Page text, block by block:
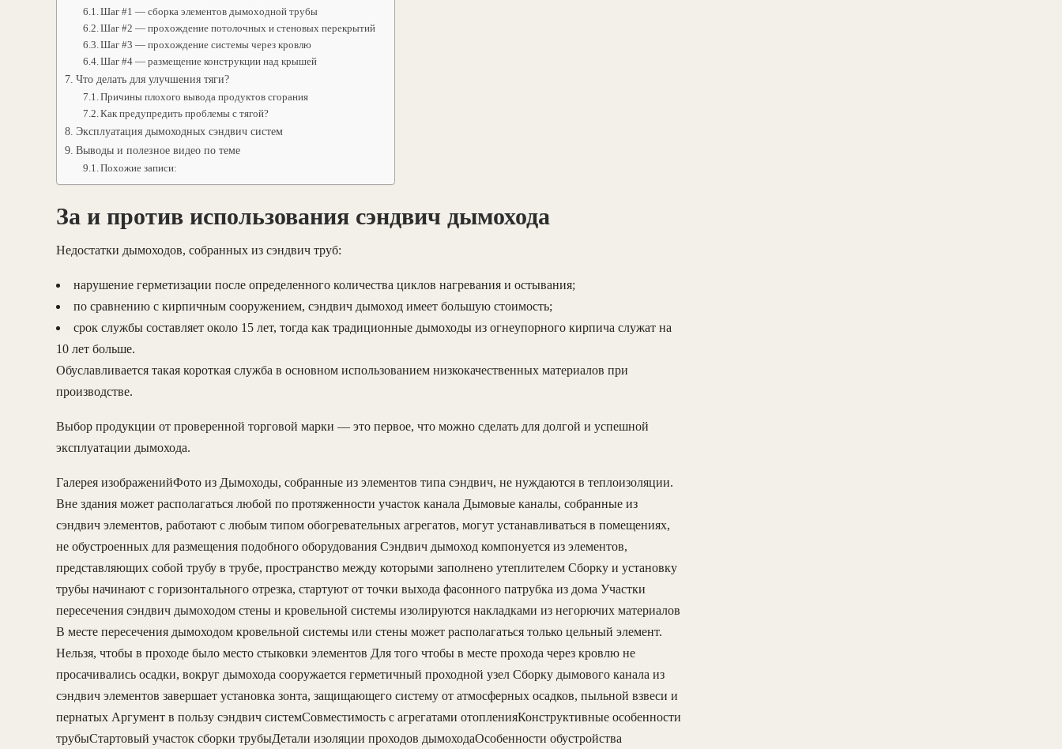
Шаг #1 — сборка элементов дымоходной трубы
Шаг #2 — прохождение потолочных и стеновых перекрытий
Шаг #3 — прохождение системы через кровлю
Шаг #4 — размещение конструкции над крышей
Что делать для улучшения тяги?
Причины плохого вывода продуктов сгорания
Как предупредить проблемы с тягой?
Эксплуатация дымоходных сэндвич систем
Выводы и полезное видео по теме
Похожие записи:
За и против использования сэндвич дымохода
Недостатки дымоходов, собранных из сэндвич труб:
нарушение герметизации после определенного количества циклов нагревания и остывания;
по сравнению с кирпичным сооружением, сэндвич дымоход имеет большую стоимость;
срок службы составляет около 15 лет, тогда как традиционные дымоходы из огнеупорного кирпича служат на
10 лет больше.
Обуславливается такая короткая служба в основном использованием низкокачественных материалов при
производстве.
Выбор продукции от проверенной торговой марки — это первое, что можно сделать для долгой и успешной
эксплуатации дымохода.
Галерея изображенийФото из Дымоходы, собранные из элементов типа сэндвич, не нуждаются в теплоизоляции.
Вне здания может располагаться любой по протяженности участок канала Дымовые каналы, собранные из
сэндвич элементов, работают с любым типом обогревательных агрегатов, могут устанавливаться в помещениях,
не обустроенных для размещения подобного оборудования Сэндвич дымоход компонуется из элементов,
представляющих собой трубу в трубе, пространство между которыми заполнено утеплителем Сборку и установку
трубы начинают с горизонтального отрезка, стартуют от точки выхода фасонного патрубка из дома Участки
пересечения сэндвич дымоходом стены и кровельной системы изолируются накладками из негорючих материалов
В месте пересечения дымоходом кровельной системы или стены может располагаться только цельный элемент.
Нельзя, чтобы в проходе было место стыковки элементов Для того чтобы в месте прохода через кровлю не
просачивались осадки, вокруг дымохода сооружается герметичный проходной узел Сборку дымового канала из
сэндвич элементов завершает установка зонта, защищающего систему от атмосферных осадков, пыльной взвеси и
пернатых Аргумент в пользу сэндвич системСовместимость с агрегатами отопленияКонструктивные особенности
трубыСтартовый участок сборки трубыДетали изоляции проходов дымоходаОсобенности обустройства